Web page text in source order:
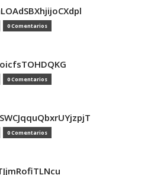
0 Comentarios
0 Comentarios
0 Comentarios